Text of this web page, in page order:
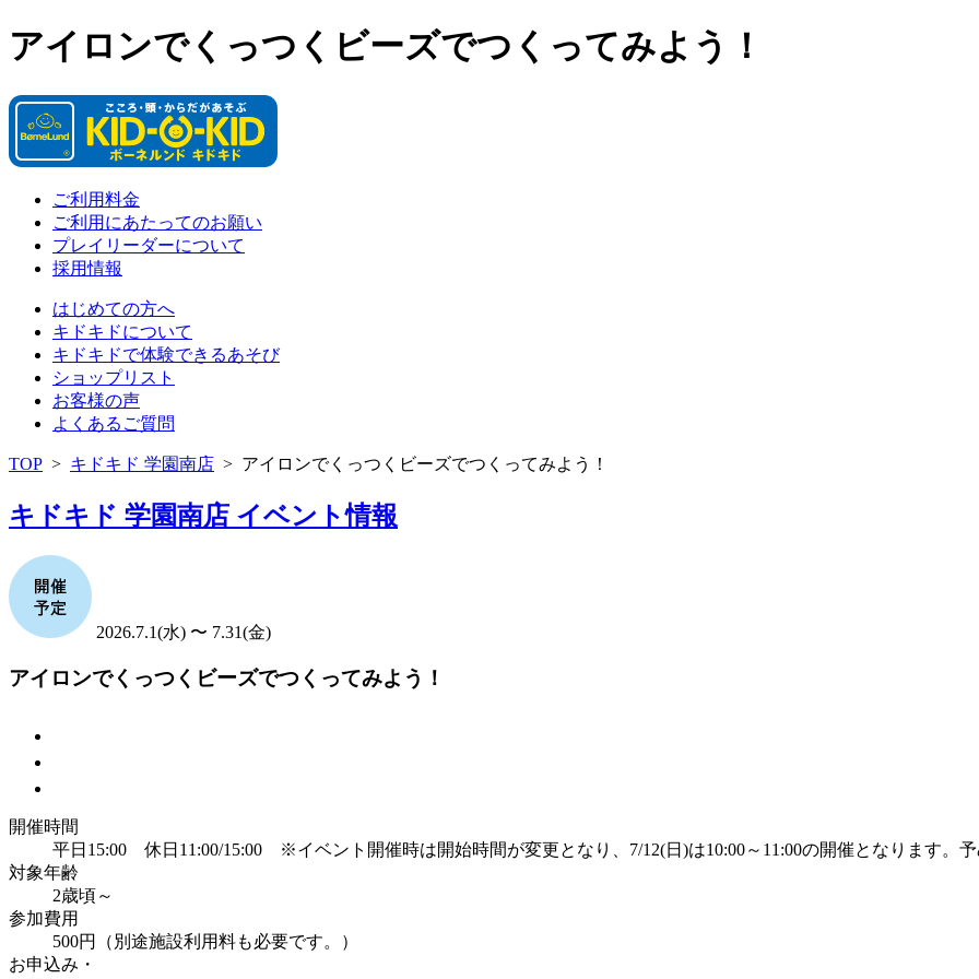
アイロンでくっつくビーズでつくってみよう！
ご利用料金
ご利用にあたってのお願い
プレイリーダーについて
採用情報
はじめての方へ
キドキドについて
キドキドで体験できるあそび
ショップリスト
お客様の声
よくあるご質問
TOP > キドキド 学園南店 > アイロンでくっつくビーズでつくってみよう！
キドキド 学園南店 イベント情報
2026.7.1(水) 〜 7.31(金)
アイロンでくっつくビーズでつくってみよう！
開催時間
平日15:00 休日11:00/15:00 ※イベント開催時は開始時間が変更となり、7/12(日)は10:00～11:00の開催となります。予
対象年齢
2歳頃～
参加費用
500円（別途施設利用料も必要です。）
お申込み・